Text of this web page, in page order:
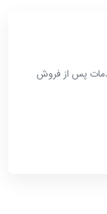
12 ماه گارانتی و 5 سال خدمات پس از فروش